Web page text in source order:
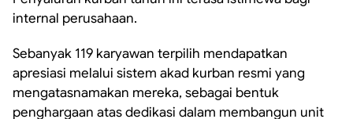
internal perusahaan.
Sebanyak 119 karyawan terpilih mendapatkan
apresiasi melalui sistem akad kurban resmi yang
mengatasnamakan mereka, sebagai bentuk
penghargaan atas dedikasi dalam membangun unit